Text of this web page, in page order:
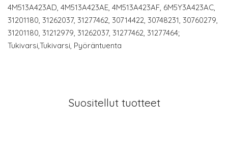
4M513A423AD, 4M513A423AE, 4M513A423AF, 6M5Y3A423AC,
31201180, 31262037, 31277462, 30714422, 30748231, 30760279,
31201180, 31212979, 31262037, 31277462, 31277464;
Tukivarsi,Tukivarsi, Pyöräntuenta
Suositellut tuotteet